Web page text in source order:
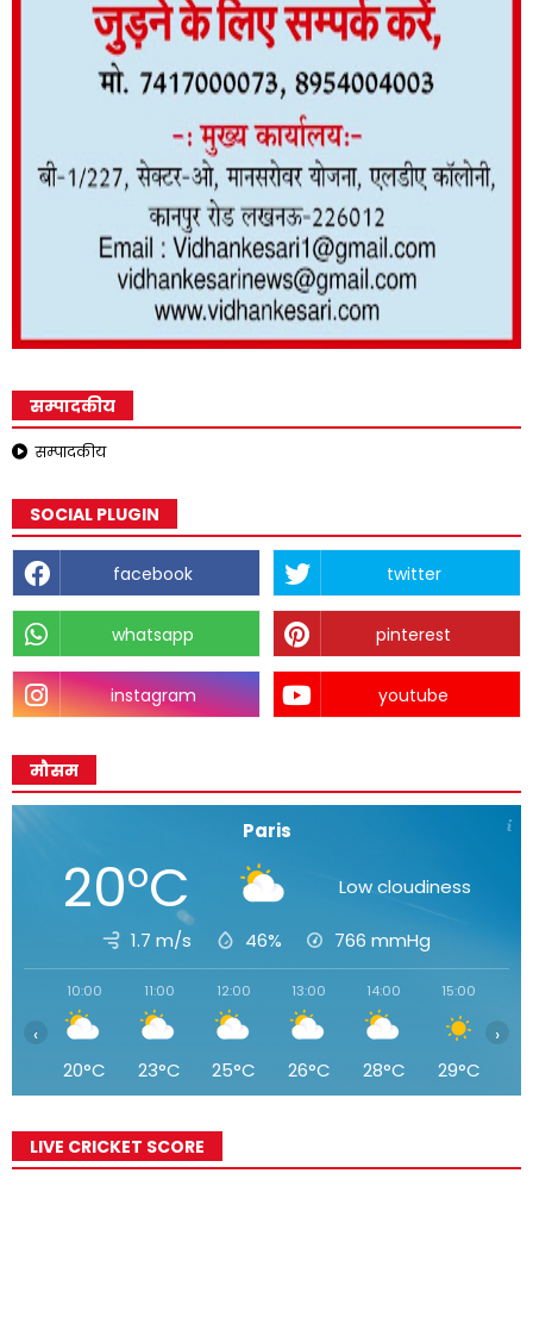
सम्पादकीय
सम्पादकीय
SOCIAL PLUGIN
facebook twitter
whatsapp pinterest
instagram youtube
मौसम
Paris
20°C Low cloudiness
1.7 m/s 46% 766 mmHg
10:00
20°C
11:00
23°C
12:00
25°C
13:00
26°C
14:00
28°C
15:00
29°C
‹ ›
LIVE CRICKET SCORE